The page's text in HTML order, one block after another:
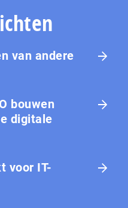
van andere
bouwen
digitale
voor IT-